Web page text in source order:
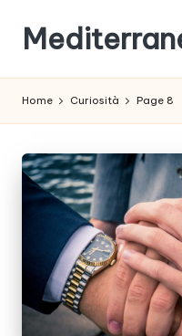
content
aggiornato
le
nostre
News
Home Curiosità Page 8